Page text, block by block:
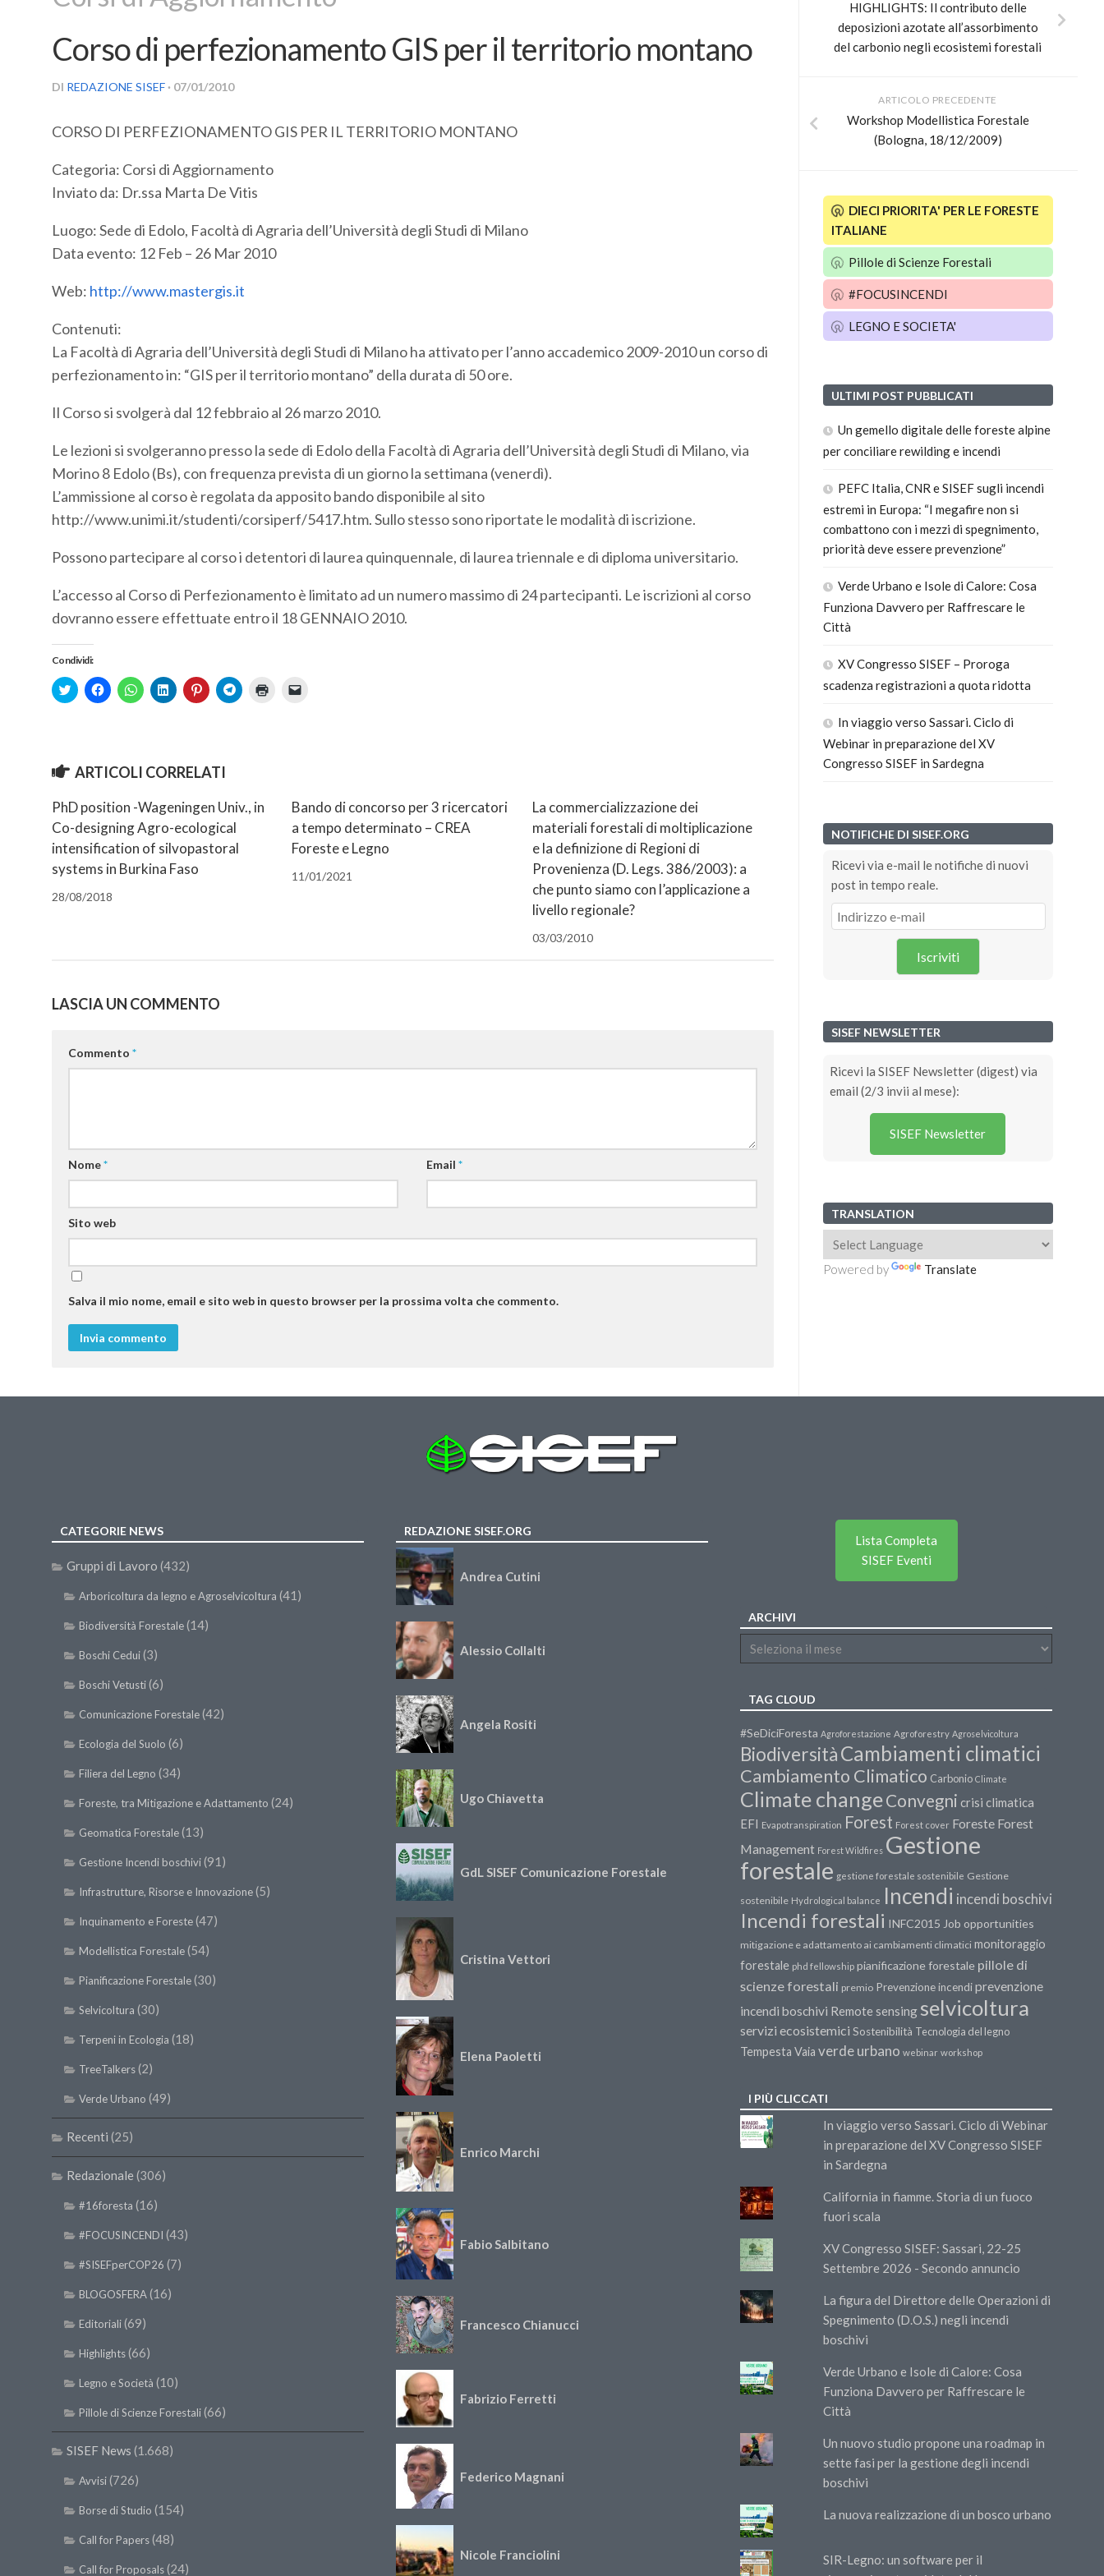
Corso di perfezionamento GIS per il territorio montano
DI REDAZIONE SISEF· 07/01/2010
CORSO DI PERFEZIONAMENTO GIS PER IL TERRITORIO MONTANO
Categoria: Corsi di Aggiornamento
Inviato da: Dr.ssa Marta De Vitis
Luogo: Sede di Edolo, Facoltà di Agraria dell’Università degli Studi di Milano
Data evento: 12 Feb – 26 Mar 2010
Web: http://www.mastergis.it
Contenuti:
La Facoltà di Agraria dell’Università degli Studi di Milano ha attivato per l’anno accademico 2009-2010 un corso di
perfezionamento in: “GIS per il territorio montano” della durata di 50 ore.
Il Corso si svolgerà dal 12 febbraio al 26 marzo 2010.
Le lezioni si svolgeranno presso la sede di Edolo della Facoltà di Agraria dell’Università degli Studi di Milano, via
Morino 8 Edolo (Bs), con frequenza prevista di un giorno la settimana (venerdì).
L’ammissione al corso è regolata da apposito bando disponibile al sito
http://www.unimi.it/studenti/corsiperf/5417.htm. Sullo stesso sono riportate le modalità di iscrizione.
Possono partecipare al corso i detentori di laurea quinquennale, di laurea triennale e di diploma universitario.
L’accesso al Corso di Perfezionamento è limitato ad un numero massimo di 24 partecipanti. Le iscrizioni al corso
dovranno essere effettuate entro il 18 GENNAIO 2010.
Condividi:
Click
to
una
Fai
clic
in
finestra)
Fai
clic
in
finestra)
Fai
clic
apre
nuova
finestra)
Fai
clic
apre
nuova
finestra)
Fai
clic
finestra) mail
(Si
apre
in
una
nuova
finestra)
ARTICOLI CORRELATI
PhD position -Wageningen Univ., in
Co-designing Agro-ecological
intensification of silvopastoral
systems in Burkina Faso
28/08/2018
Bando di concorso per 3 ricercatori
a tempo determinato – CREA
Foreste e Legno
11/01/2021
La commercializzazione dei
materiali forestali di moltiplicazione
e la definizione di Regioni di
Provenienza (D. Legs. 386/2003): a
che punto siamo con l’applicazione a
livello regionale?
03/03/2010
LASCIA UN COMMENTO
Commento *
Nome* Email *
Sito web
Salva il mio nome, email e sito web in questo browser per la prossima volta che commento.
HIGHLIGHTS: Il contributo delle
deposizioni azotate all’assorbimento
del carbonio negli ecosistemi forestali
ARTICOLO PRECEDENTE
Workshop Modellistica Forestale
(Bologna, 18/12/2009)
DIECI PRIORITA' PER LE FORESTE
ITALIANE
Pillole di Scienze Forestali
#FOCUSINCENDI
LEGNO E SOCIETA'
ULTIMI POST PUBBLICATI
Un gemello digitale delle foreste alpine
per conciliare rewilding e incendi
PEFC Italia, CNR e SISEF sugli incendi
estremi in Europa: “I megafire non si
combattono con i mezzi di spegnimento,
priorità deve essere prevenzione”
Verde Urbano e Isole di Calore: Cosa
Funziona Davvero per Raffrescare le
Città
XV Congresso SISEF – Proroga
scadenza registrazioni a quota ridotta
In viaggio verso Sassari. Ciclo di
Webinar in preparazione del XV
Congresso SISEF in Sardegna
NOTIFICHE DI SISEF.ORG
Ricevi via e-mail le notifiche di nuovi
post in tempo reale.
Iscriviti
SISEF NEWSLETTER
Ricevi la SISEF Newsletter (digest) via
email (2/3 invii al mese):
SISEF Newsletter
TRANSLATION
Powered by Translate
CATEGORIE NEWS
Gruppi di Lavoro (432)
Arboricoltura da legno e Agroselvicoltura (41)
Biodiversità Forestale(14)
Boschi Cedui(3)
Boschi Vetusti(6)
Comunicazione Forestale(42)
Ecologia del Suolo (6)
Filiera del Legno (34)
Foreste, tra Mitigazione e Adattamento (24)
Geomatica Forestale(13)
Gestione Incendi boschivi(91)
Infrastrutture, Risorse e Innovazione(5)
Inquinamento e Foreste(47)
Modellistica Forestale(54)
Pianificazione Forestale(30)
Selvicoltura (30)
Terpeni in Ecologia (18)
TreeTalkers(2)
Verde Urbano (49)
Recenti (25)
Redazionale (306)
#16foresta (16)
#FOCUSINCENDI (43)
#SISEFperCOP26 (7)
BLOGOSFERA(16)
Editoriali(69)
Highlights(66)
Legno e Società (10)
Pillole di Scienze Forestali(66)
SISEF News (1.668)
Avvisi(726)
Borse di Studio (154)
Call for Papers(48)
Call for Proposals(24)
REDAZIONE SISEF.ORG
Andrea Cutini
Alessio Collalti
Angela Rositi
Ugo Chiavetta
GdL SISEF Comunicazione Forestale
Cristina Vettori
Elena Paoletti
Enrico Marchi
Fabio Salbitano
Francesco Chianucci
Fabrizio Ferretti
Federico Magnani
Nicole Franciolini
Lista Completa
SISEF Eventi
ARCHIVI
TAG CLOUD
#SeDiciForesta Agroforestazione Agroforestry Agroselvicoltura
BiodiversitàCambiamenti climatici
Cambiamento Climatico Carbonio Climate
Climate changeConvegni crisi climatica
EFI Evapotranspiration Forest Forest cover Foreste Forest
Management Forest Wildfires Gestione
forestale gestione forestale sostenibile Gestione
sostenibile Hydrological balance Incendi incendi boschivi
Incendi forestali INFC2015 Job opportunities
mitigazione e adattamento ai cambiamenti climatici monitoraggio
forestale phd fellowship pianificazione forestale pillole di
scienze forestali premio Prevenzione incendiprevenzione
incendi boschivi Remote sensing selvicoltura
servizi ecosistemici Sostenibilità Tecnologia del legno
Tempesta Vaia verde urbano webinar workshop
I PIÙ CLICCATI
In viaggio verso Sassari. Ciclo di Webinar
in preparazione del XV Congresso SISEF
in Sardegna
California in fiamme. Storia di un fuoco
fuori scala
XV Congresso SISEF: Sassari, 22-25
Settembre 2026 - Secondo annuncio
La figura del Direttore delle Operazioni di
Spegnimento (D.O.S.) negli incendi
boschivi
Verde Urbano e Isole di Calore: Cosa
Funziona Davvero per Raffrescare le
Città
Un nuovo studio propone una roadmap in
sette fasi per la gestione degli incendi
boschivi
La nuova realizzazione di un bosco urbano
SIR-Legno: un software per il